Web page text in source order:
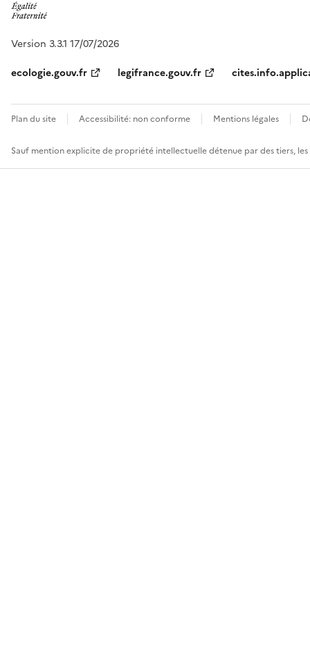
Version 3.3.1 17/07/2026
ecologie.gouv.fr
legifrance.gouv.fr
Plan du site Accessibilité: non conforme Mentions légales
Sauf mention explicite de propriété intellectuelle détenue par des tiers,